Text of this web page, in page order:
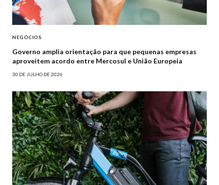
NEGÓCIOS
Governo amplia orientação para que pequenas empresas
aproveitem acordo entre Mercosul e União Europeia
30 DE JULHO DE 2026